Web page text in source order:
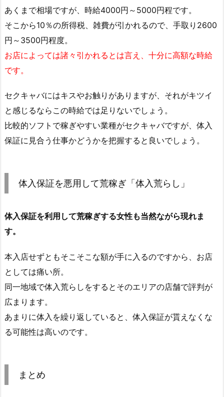
あくまで相場ですが、時給4000円～5000円程です。
そこから10％の所得税、雑費が引かれるので、手取り2600
円～3500円程度。
お店によっては諸々引かれるとは言え、十分に高額な時給
です。
セクキャバにはキスやお触りがありますが、それがキツイ
と感じるならこの時給では足りないでしょう。
比較的ソフトで稼ぎやすい業種がセクキャバですが、体入
保証に見合う仕事かどうかを把握すると良いでしょう。
体入保証を悪用して荒稼ぎ「体入荒らし」
体入保証を利用して荒稼ぎする女性も当然ながら現れま
す。
本入店せずともそこそこな額が手に入るのですから、お店
としては痛い所。
同一地域で体入荒らしをするとそのエリアの店舗で評判が
広まります。
あまりに体入を繰り返していると、体入保証が貰えなくな
る可能性は高いのです。
まとめ